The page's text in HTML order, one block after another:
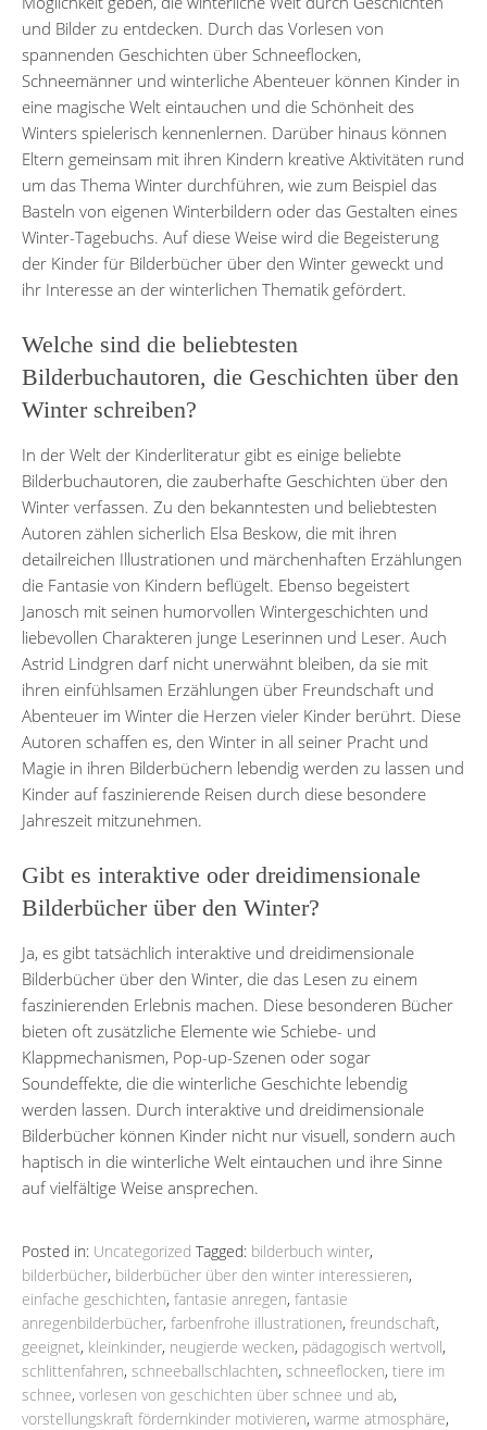
und Bilder zu entdecken. Durch das Vorlesen von
spannenden Geschichten über Schneeflocken,
Schneemänner und winterliche Abenteuer können Kinder in
eine magische Welt eintauchen und die Schönheit des
Winters spielerisch kennenlernen. Darüber hinaus können
Eltern gemeinsam mit ihren Kindern kreative Aktivitäten rund
um das Thema Winter durchführen, wie zum Beispiel das
Basteln von eigenen Winterbildern oder das Gestalten eines
Winter-Tagebuchs. Auf diese Weise wird die Begeisterung
der Kinder für Bilderbücher über den Winter geweckt und
ihr Interesse an der winterlichen Thematik gefördert.
Welche sind die beliebtesten
Bilderbuchautoren, die Geschichten über den
Winter schreiben?
In der Welt der Kinderliteratur gibt es einige beliebte
Bilderbuchautoren, die zauberhafte Geschichten über den
Winter verfassen. Zu den bekanntesten und beliebtesten
Autoren zählen sicherlich Elsa Beskow, die mit ihren
detailreichen Illustrationen und märchenhaften Erzählungen
die Fantasie von Kindern beflügelt. Ebenso begeistert
Janosch mit seinen humorvollen Wintergeschichten und
liebevollen Charakteren junge Leserinnen und Leser. Auch
Astrid Lindgren darf nicht unerwähnt bleiben, da sie mit
ihren einfühlsamen Erzählungen über Freundschaft und
Abenteuer im Winter die Herzen vieler Kinder berührt. Diese
Autoren schaffen es, den Winter in all seiner Pracht und
Magie in ihren Bilderbüchern lebendig werden zu lassen und
Kinder auf faszinierende Reisen durch diese besondere
Jahreszeit mitzunehmen.
Gibt es interaktive oder dreidimensionale
Bilderbücher über den Winter?
Ja, es gibt tatsächlich interaktive und dreidimensionale
Bilderbücher über den Winter, die das Lesen zu einem
faszinierenden Erlebnis machen. Diese besonderen Bücher
bieten oft zusätzliche Elemente wie Schiebe- und
Klappmechanismen, Pop-up-Szenen oder sogar
Soundeffekte, die die winterliche Geschichte lebendig
werden lassen. Durch interaktive und dreidimensionale
Bilderbücher können Kinder nicht nur visuell, sondern auch
haptisch in die winterliche Welt eintauchen und ihre Sinne
auf vielfältige Weise ansprechen.
Posted in: Uncategorized Tagged: bilderbuch winter,
bilderbücher, bilderbücher über den winter interessieren,
einfache geschichten, fantasie anregen, fantasie
anregenbilderbücher, farbenfrohe illustrationen, freundschaft,
geeignet, kleinkinder, neugierde wecken, pädagogisch wertvoll,
schlittenfahren, schneeballschlachten, schneeflocken, tiere im
schnee, vorlesen von geschichten über schnee und ab,
vorstellungskraft fördernkinder motivieren, warme atmosphäre,